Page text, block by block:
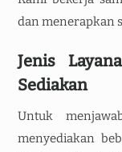
dan menerapkan
Jenis
Sediakan
Untuk
menyediakan